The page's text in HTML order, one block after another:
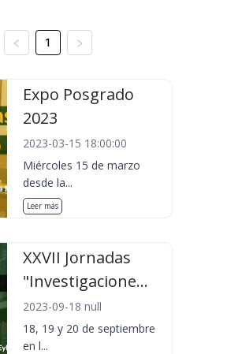
1
Expo Posgrado
2023
2023-03-15 18:00:00
Miércoles 15 de marzo
desde la...
Leer más
XXVII Jornadas
"Investigacione...
2023-09-18 null
18, 19 y 20 de septiembre
en l...